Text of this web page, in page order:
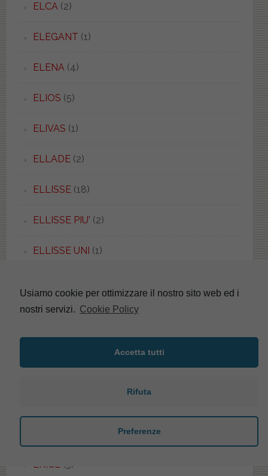
ELCA(2)
ELEGANT (1)
ELENA(4)
ELIOS (5)
ELIVAS (1)
ELLADE(2)
ELLISSE(18)
ELLISSE PIU' (2)
ELLISSE UNI (1)
EMILIA(5)
ERICE(5)
Usiamo cookie per ottimizzare il nostro sito web ed i
nostri servizi. Cookie Policy
Accetta tutti
Rifuta
Preferenze